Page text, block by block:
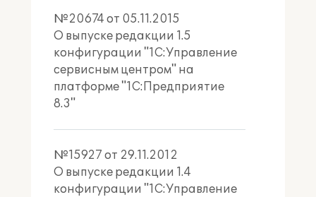
№20674 от 05.11.2015
О выпуске редакции 1.5
конфигурации "1С:Управление
сервисным центром" на
платформе "1С:Предприятие
8.3"
№15927 от 29.11.2012
О выпуске редакции 1.4
конфигурации "1С:Управление